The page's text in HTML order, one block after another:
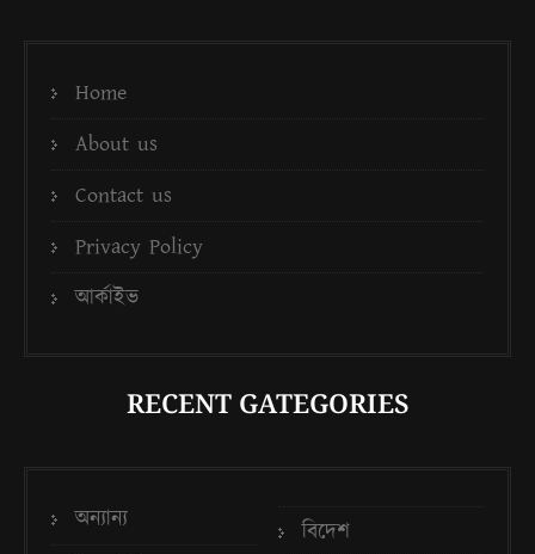
Home
About us
Contact us
Privacy Policy
আর্কাইভ
RECENT GATEGORIES
অন্যান্য
বিদেশ